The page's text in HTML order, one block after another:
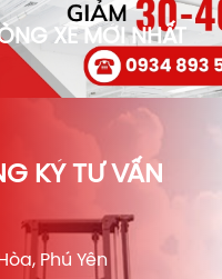
XE MỚI NHẤT
KÝ TƯ VẤN
Phú Yên